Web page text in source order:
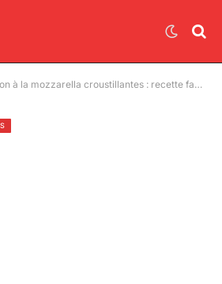
la mozzarella croustillantes : recette facile et rapide